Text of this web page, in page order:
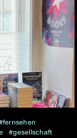
fernsehen
gesellschaft